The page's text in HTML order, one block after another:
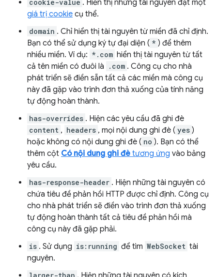
cookie-value . Hiển thị những tài nguyên đặt một
giá trị cookie cụ thể.
domain . Chỉ hiển thị tài nguyên từ miền đã chỉ định.
Bạn có thể sử dụng ký tự đại diện ( * ) để thêm
nhiều miền. Ví dụ: *.com hiển thị tài nguyên từ tất
cả tên miền có đuôi là
.com . Công cụ cho nhà
phát triển sẽ điền sẵn tất cả các miền mà công cụ
này đã gặp vào trình đơn thả xuống của tính năng
tự động hoàn thành.
has-overrides . Hiện các yêu cầu đã ghi đè
content , headers , mọi nội dung ghi đè ( yes )
hoặc không có nội dung ghi đè ( no ). Bạn có thể
thêm cột Có nội dung ghi đè tương ứng vào bảng
yêu cầu.
has-response-header . Hiện những tài nguyên có
chứa tiêu đề phản hồi HTTP được chỉ định. Công cụ
cho nhà phát triển sẽ điền vào trình đơn thả xuống
tự động hoàn thành tất cả tiêu đề phản hồi mà
công cụ này đã gặp phải.
is . Sử dụng is:running để tìm WebSocket tài
nguyên.